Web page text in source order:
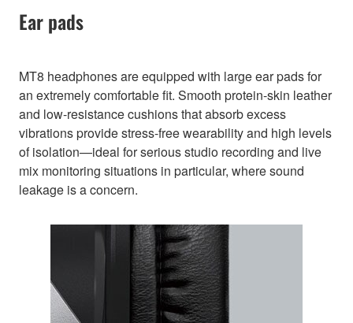
Ear pads
MT8 headphones are equipped with large ear pads for
an extremely comfortable fit. Smooth protein-skin leather
and low-resistance cushions that absorb excess
vibrations provide stress-free wearability and high levels
of isolation—ideal for serious studio recording and live
mix monitoring situations in particular, where sound
leakage is a concern.